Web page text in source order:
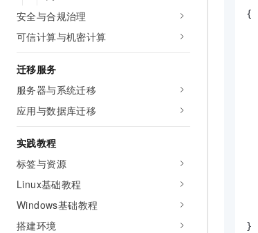
安全与合规治理
可信计算与机密计算
迁移服务
服务器与系统迁移
应用与数据库迁移
实践教程
标签与资源
Linux基础教程
Windows基础教程
搭建环境
{
}